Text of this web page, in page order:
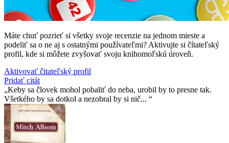
Máte chuť pozrieť si všetky svoje recenzie na jednom mieste a
podeliť sa o ne aj s ostatnými používateľmi? Aktivujte si čítateľský
profil, kde si môžete zvyšovať svoju knihomoľskú úroveň.
Aktivovať čitateľský profil
Pridať citát
Keby sa človek mohol pobaliť do neba, urobil by to presne tak.
Všetkého by sa dotkol a nezobral by si nič...